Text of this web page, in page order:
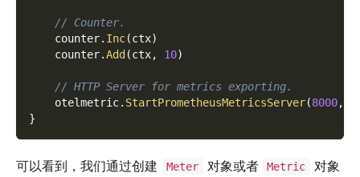
// Counter.
    counter
. Inc(ctx)
    counter
.Add (ctx, 10)
// HTTP Server for metrics exporting.
    otelmetric
. StartPrometheusMetricsServer(8000,
}
可以看到，我们通过创建 Meter 对象或者 Metric
对象